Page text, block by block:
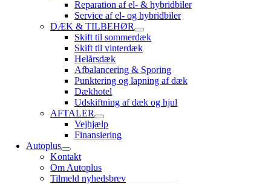
Reparation af el- & hybridbiler
Service af el- og hybridbiler
DÆK & TILBEHØR
Skift til sommerdæk
Skift til vinterdæk
Helårsdæk
Afbalancering & Sporing
Punktering og lapning af dæk
Dækhotel
Udskiftning af dæk og hjul
AFTALER
Vejhjælp
Finansiering
Autoplus
Kontakt
Om Autoplus
Tilmeld nyhedsbrev